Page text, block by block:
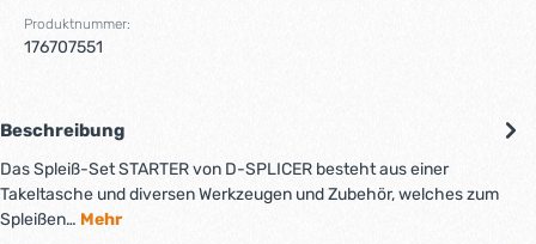
Produktnummer:
176707551
Beschreibung
Das Spleiß-Set STARTER von D-SPLICER besteht aus einer
Takeltasche und diversen Werkzeugen und Zubehör, welches zum
Spleißen… Mehr